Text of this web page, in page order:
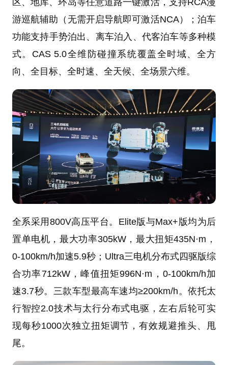
区、地库、环岛等任意道路一键激活，支持RCA漫
游巡航辅助（无需开启导航即可激活NCA）；泊车
功能支持手势泊出、离车泊入、代客泊车等多种模
式。CAS 5.0全维防碰撞系统覆盖全时域、全方
向、全目标、全时速、全天候、全场景六维。
全系采用800V高压平台。Elite版与Max+版均为后
置单电机，最大功率305kW，最大扭矩435N·m，
0-100km/h加速5.9秒；Ultra三电机分布式四驱版综
合功率712kW，峰值扭矩996N·m，0-100km/h加
速3.7秒。三款车型最高车速均≥200km/h。依托太
行智控2.0技术与太行分布式电驱，左右后轮可实
现每秒1000次独立扭矩调节，有效规避推头、甩
尾。